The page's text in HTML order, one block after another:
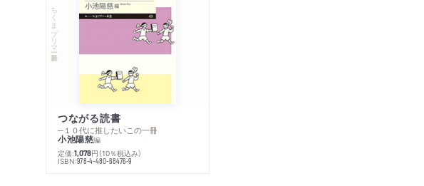
ちくまプリマー新書
つながる読書
─１０代に推したいこの一冊
小池陽慈編
定価:1,078円 （10％税込み）
ISBN:978-4-480-68476-9